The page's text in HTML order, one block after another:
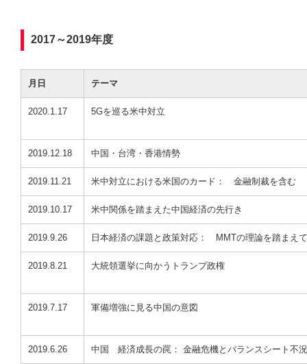
2017～2019年度
月日 テーマ
2020.1.17 5Gを巡る米中対立
2019.12.18 中国・台湾・香港情勢
2019.11.21 米中対立における米国のカード： 金融制裁を含む
2019.10.17 米中関係を踏まえた中国経済の先行き
2019.9.26 日本経済の課題と政策対応： MMTの理論を踏まえて
2019.8.21 大統領選挙に向かうトランプ政権
2019.7.17 軍備増強に見る中国の意図
2019.6.26 中国 経済成長の罠： 金融危機とバランスシート不況